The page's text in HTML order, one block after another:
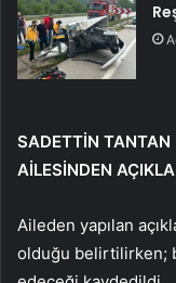
SADETTİN TANTAN
AİLESİNDEN
Aileden yapılan
olduğu belirtilirken;